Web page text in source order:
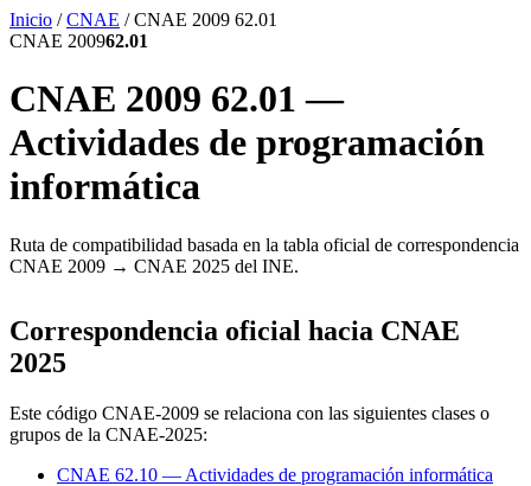
Inicio / CNAE / CNAE 2009 62.01
CNAE 200962.01
CNAE 2009 62.01 —
Actividades de programación
informática
Ruta de compatibilidad basada en la tabla oficial de correspondencia
CNAE 2009 → CNAE 2025 del INE.
Correspondencia oficial hacia CNAE
2025
Este código CNAE-2009 se relaciona con las siguientes clases o
grupos de la CNAE-2025:
CNAE 62.10 — Actividades de programación informática